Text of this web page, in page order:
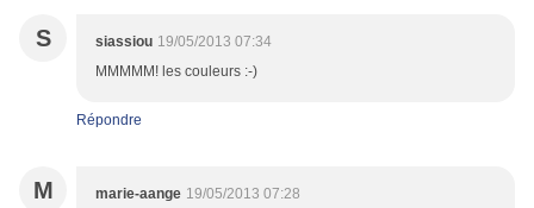
S siassiou 19/05/2013 07:34
MMMMM! les couleurs :-)
Répondre
M marie-aange 19/05/2013 07:28